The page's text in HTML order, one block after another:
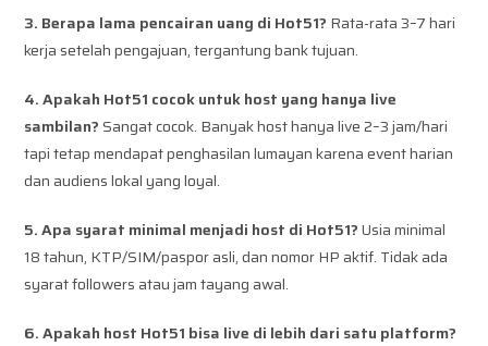
3. Berapa lama pencairan uang di Hot51? Rata-rata 3–7 hari
kerja setelah pengajuan, tergantung bank tujuan.
4. Apakah Hot51 cocok untuk host yang hanya live
sambilan?Sangat cocok. Banyak host hanya live 2–3 jam/hari
tapi tetap mendapat penghasilan lumayan karena event harian
dan audiens lokal yang loyal.
5. Apa syarat minimal menjadi host di Hot51?Usia minimal
18 tahun, KTP/SIM/paspor asli, dan nomor HP aktif. Tidak ada
syarat followers atau jam tayang awal.
6. Apakah host Hot51 bisa live di lebih dari satu platform?